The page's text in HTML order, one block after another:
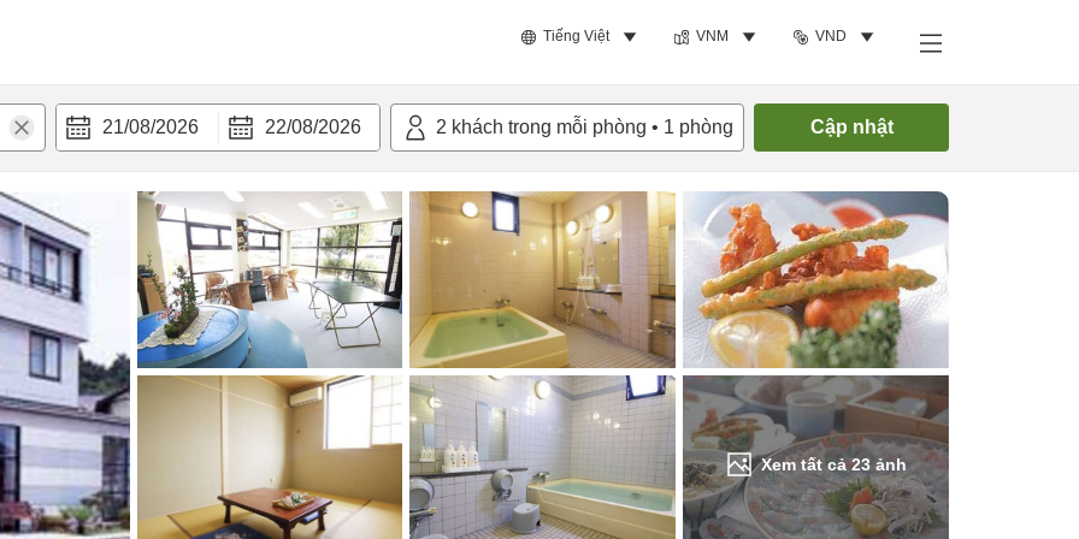
Tiếng Việt VNM VND
21/08/2026 22/08/2026 2 khách trong mỗi phòng • 1 phòng Cập nhật
Xem tất cả23 ảnh
nghi Tìm phòng trống